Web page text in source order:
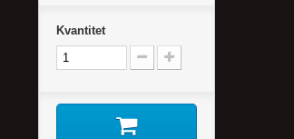
Kvantitet